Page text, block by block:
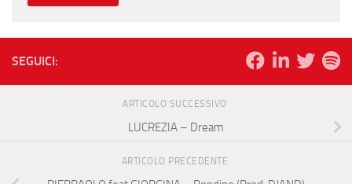
SEGUICI:
ARTICOLO SUCCESSIVO
LUCREZIA – Dream
ARTICOLO PRECEDENTE